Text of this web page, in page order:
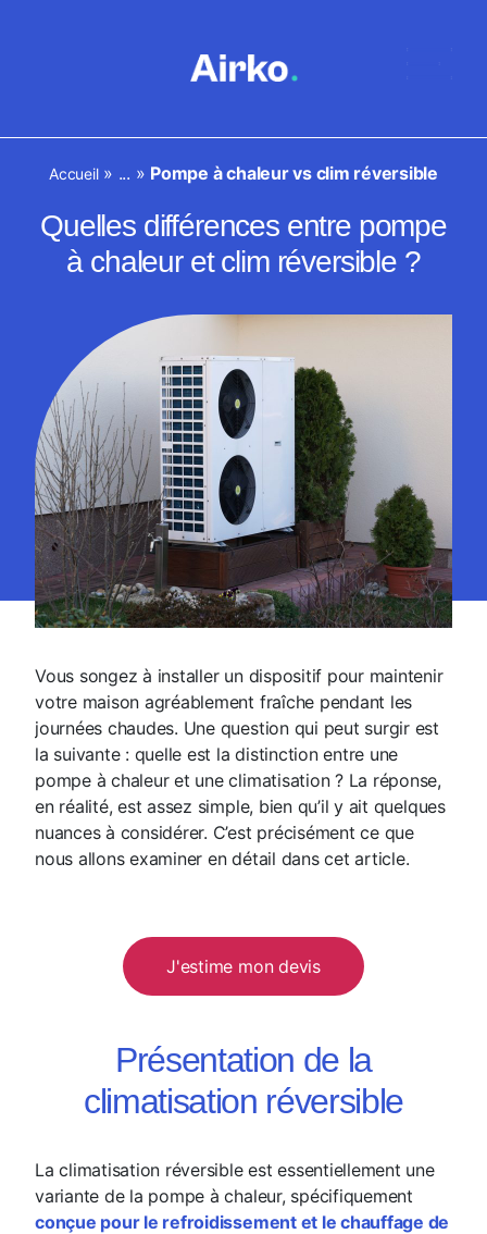
Accueil» ... » Pompe à chaleur vs clim réversible
Quelles différences entre pompe
à chaleur et clim réversible ?
Vous songez à installer un dispositif pour maintenir
votre maison agréablement fraîche pendant les
journées chaudes. Une question qui peut surgir est
la suivante : quelle est la distinction entre une
pompe à chaleur et une climatisation ? La réponse,
en réalité, est assez simple, bien qu’il y ait quelques
nuances à considérer. C’est précisément ce que
nous allons examiner en détail dans cet article.
J'estime mon devis
Présentation de la
climatisation réversible
La climatisation réversible est essentiellement une
variante de la pompe à chaleur, spécifiquement
conçue pour le refroidissement et le chauffage de